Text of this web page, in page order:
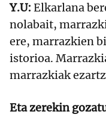
Y.U: Elkarlana
nolabait,
ere, marrazkien
istorioa.
marrazkiak
Eta zerekin